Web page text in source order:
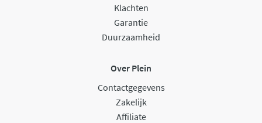
Klachten
Garantie
Duurzaamheid
Over Plein
Contactgegevens
Zakelijk
Affiliate